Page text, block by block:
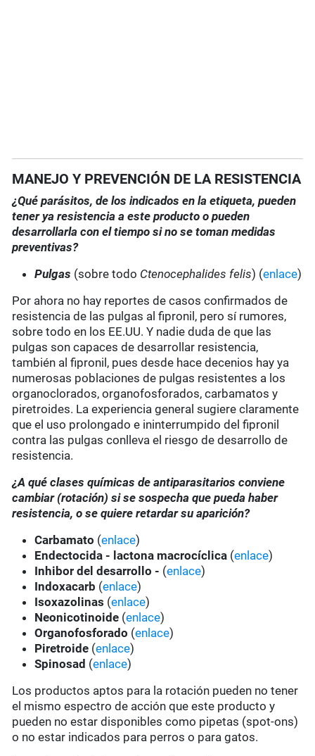
MANEJO Y PREVENCIÓN DE LA RESISTENCIA
¿Qué parásitos, de los indicados en la etiqueta, pueden
tener ya resistencia a este producto o pueden
desarrollarla con el tiempo si no se toman medidas
preventivas?
Pulgas (sobre todo Ctenocephalides felis) (enlace)
Por ahora no hay reportes de casos confirmados de
resistencia de las pulgas al fipronil, pero sí rumores,
sobre todo en los EE.UU. Y nadie duda de que las
pulgas son capaces de desarrollar resistencia,
también al fipronil, pues desde hace decenios hay ya
numerosas poblaciones de pulgas resistentes a los
organoclorados, organofosforados, carbamatos y
piretroides. La experiencia general sugiere claramente
que el uso prolongado e ininterrumpido del fipronil
contra las pulgas conlleva el riesgo de desarrollo de
resistencia.
¿A qué clases químicas de antiparasitarios conviene
cambiar (rotación) si se sospecha que pueda haber
resistencia, o se quiere retardar su aparición?
Carbamato (enlace)
Endectocida - lactona macrocíclica (enlace)
Inhibor del desarrollo - (enlace)
Indoxacarb (enlace)
Isoxazolinas (enlace)
Neonicotinoide (enlace)
Organofosforado (enlace)
Piretroide (enlace)
Spinosad (enlace)
Los productos aptos para la rotación pueden no tener
el mismo espectro de acción que este producto y
pueden no estar disponibles como pipetas (spot-ons)
o no estar indicados para perros o para gatos.